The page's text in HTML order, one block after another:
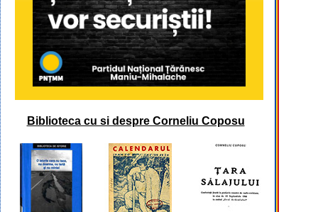
Biblioteca cu si despre Corneliu Coposu